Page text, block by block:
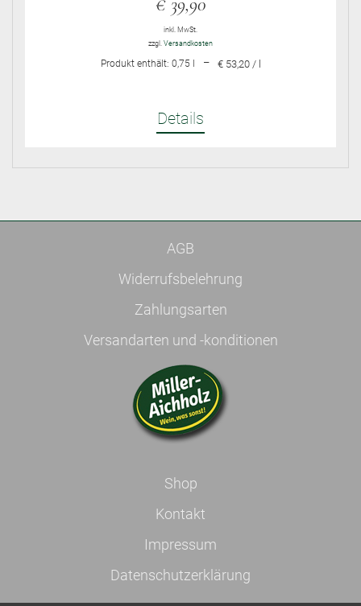
inkl. MwSt.
zzgl. Versandkosten
Produkt enthält: 0,75 l – € 53,20 / l
Details
AGB
Widerrufsbelehrung
Zahlungsarten
Versandarten und -konditionen
Shop
Kontakt
Impressum
Datenschutzerklärung